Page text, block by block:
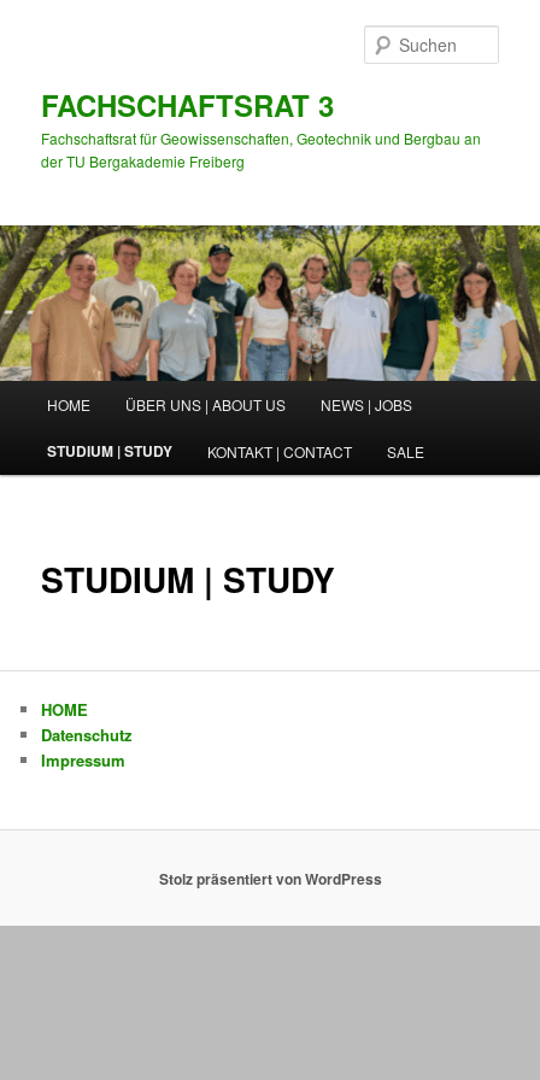
FACHSCHAFTSRAT 3
Fachschaftsrat für Geowissenschaften, Geotechnik und Bergbau an
der TU Bergakademie Freiberg
HOME ÜBER UNS | ABOUT US NEWS | JOBS
STUDIUM | STUDY KONTAKT | CONTACT SALE
STUDIUM | STUDY
HOME
Datenschutz
Impressum
Stolz präsentiert von WordPress